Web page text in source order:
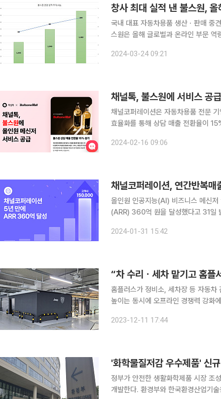
창사 최대 실적 낸 불스원,
국내 대표 자동차용품 생산ㆍ판매 중
스원은 올해 글로벌과 온라인 부문 역
9.9% 신장했다. 영업이익은 100억
2024-03-24 09:21
채널톡, 불스원에 서비스 공
채널코퍼레이션은 자동차용품 전문
효율화를 통해 상담 매출 전환율이 15% 증가
크다. 불스원은 월평균 상담량이
2024-02-16 09:06
채널코퍼레이션, 연간반복
올인원 인공지능(AI) 비즈니스 메신저
(ARR) 360억 원을 달성했다고 31일
준이다. 채널톡 출시 5년 만에 거
2024-01-31 15:42
“차 수리ㆍ세차 맡기고 홈플
홈플러스가 정비소, 세차장 등 자동
높이는 동시에 오프라인 경쟁력 강화에 힘쓰고 있다. 11일 홈플러스에
동차 서비스 테넌트’에 공을 들이고
2023-12-11 17:44
정부가 안전한 생활화학제품 시장 조
개발한다. 환경부와 한국환경산업기술원은 제4회 화학안전주간을 맞아 27일 서울 용산구 서울드래